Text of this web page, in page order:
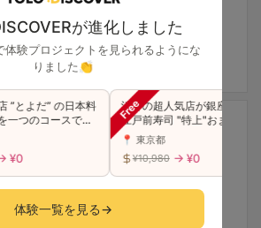
が進化しました
体験プロジェクトを見られるようにな
りました👏
とよだ” の日本料
つのコースで贅
伴可）
渋谷の超人気店が銀座に☆高級
江戸前寿司 "特上"おまかせコー
スをご堪能(同伴可)
📍 東京都
¥10,980 → ¥0
体験一覧を見る→